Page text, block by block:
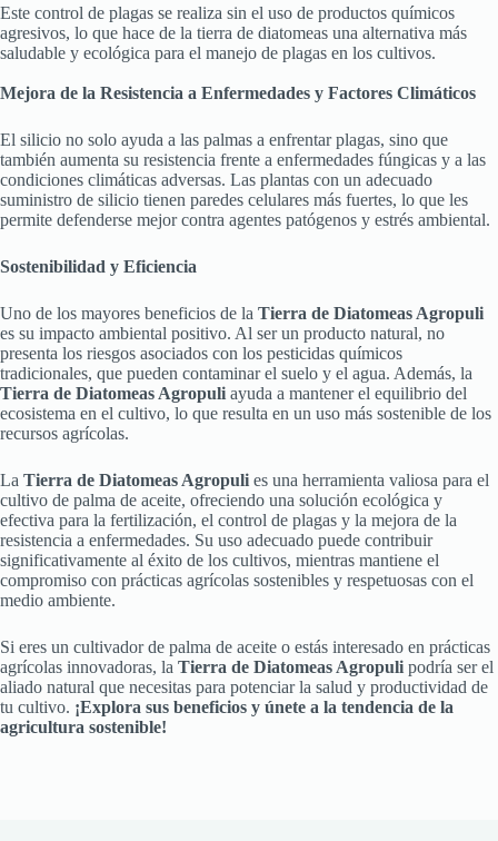
Este control de plagas se realiza sin el uso de productos químicos
agresivos, lo que hace de la tierra de diatomeas una alternativa más
saludable y ecológica para el manejo de plagas en los cultivos.
Mejora de la Resistencia a Enfermedades y Factores Climáticos
El silicio no solo ayuda a las palmas a enfrentar plagas, sino que
también aumenta su resistencia frente a enfermedades fúngicas y a las
condiciones climáticas adversas. Las plantas con un adecuado
suministro de silicio tienen paredes celulares más fuertes, lo que les
permite defenderse mejor contra agentes patógenos y estrés ambiental.
Sostenibilidad y Eficiencia
Uno de los mayores beneficios de la Tierra de Diatomeas Agropuli
es su impacto ambiental positivo. Al ser un producto natural, no
presenta los riesgos asociados con los pesticidas químicos
tradicionales, que pueden contaminar el suelo y el agua. Además, la
Tierra de Diatomeas Agropuli ayuda a mantener el equilibrio del
ecosistema en el cultivo, lo que resulta en un uso más sostenible de los
recursos agrícolas.
La Tierra de Diatomeas Agropuli es una herramienta valiosa para el
cultivo de palma de aceite, ofreciendo una solución ecológica y
efectiva para la fertilización, el control de plagas y la mejora de la
resistencia a enfermedades. Su uso adecuado puede contribuir
significativamente al éxito de los cultivos, mientras mantiene el
compromiso con prácticas agrícolas sostenibles y respetuosas con el
medio ambiente.
Si eres un cultivador de palma de aceite o estás interesado en prácticas
agrícolas innovadoras, la Tierra de Diatomeas Agropuli podría ser el
aliado natural que necesitas para potenciar la salud y productividad de
tu cultivo. ¡Explora sus beneficios y únete a la tendencia de la
agricultura sostenible!